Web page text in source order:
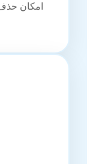
امکان